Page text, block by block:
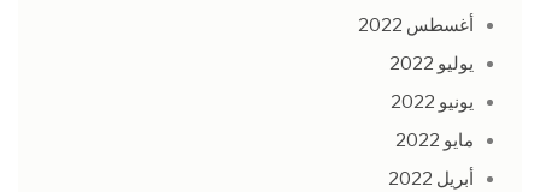
أغسطس 2022
يوليو 2022
يونيو 2022
مايو 2022
أبريل 2022